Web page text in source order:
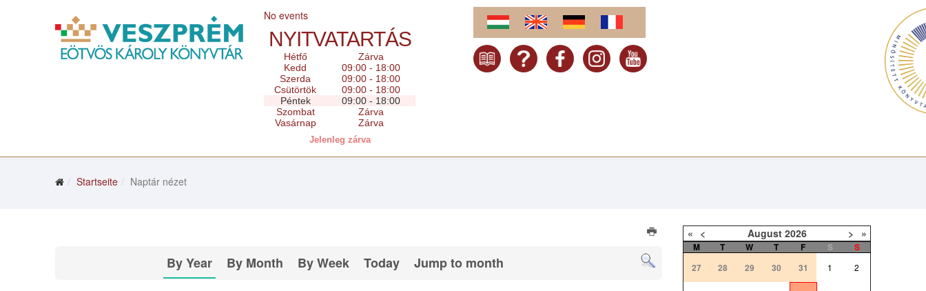
No events
NYITVATARTÁS
Hétfő
Zárva
Kedd
09:00 - 18:00
Szerda
09:00 - 18:00
Csütörtök
09:00 - 18:00
Péntek
09:00 - 18:00
Szombat
Zárva
Vasárnap
Zárva
Jelenleg zárva
Startseite Naptár nézet
By Year By Month By Week Today Jump to month
« < August 2026 > »
M T W T F S
S
27
28 29 30 31 1 2